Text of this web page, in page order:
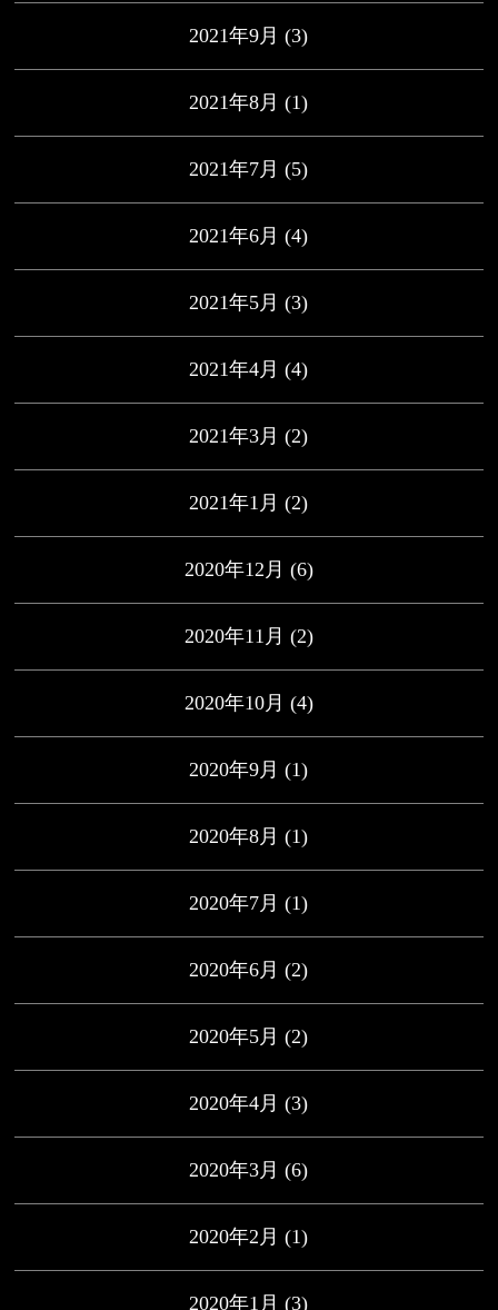
2021年9月 (3)
2021年8月 (1)
2021年7月 (5)
2021年6月 (4)
2021年5月 (3)
2021年4月 (4)
2021年3月 (2)
2021年1月 (2)
2020年12月 (6)
2020年11月 (2)
2020年10月 (4)
2020年9月 (1)
2020年8月 (1)
2020年7月 (1)
2020年6月 (2)
2020年5月 (2)
2020年4月 (3)
2020年3月 (6)
2020年2月 (1)
2020年1月 (3)